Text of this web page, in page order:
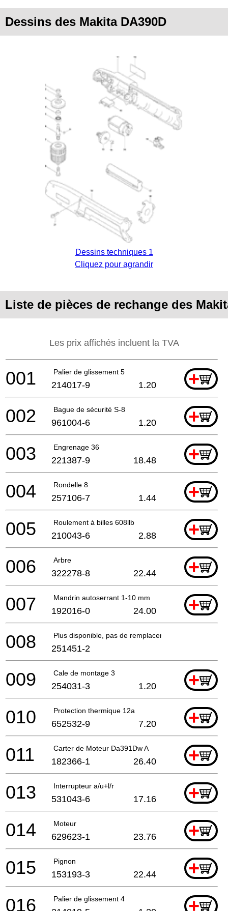
Dessins des Makita DA390D
Dessins techniques 1
Cliquez pour agrandir
Liste de pièces de rechange des
Les prix affichés incluent la TVA
Palier de glissement 5 +
001 214017-9 1.20
Bague de sécurité S-8 +
002 961004-6 1.20
Engrenage 36 +
003 221387-9 18.48
Rondelle 8 +
004 257106-7 1.44
Roulement à billes 608llb +
005 210043-6 2.88
Arbre +
006 322278-8 22.44
Mandrin autoserrant 1-10 mm +
007 192016-0 24.00
Plus disponible, pas de remplacement
008 251451-2
Cale de montage 3 +
009 254031-3 1.20
Protection thermique 12a +
010 652532-9 7.20
Carter de Moteur Da391Dw A +
011 182366-1 26.40
Interrupteur a/u+l/r +
013 531043-6 17.16
Moteur +
014 629623-1 23.76
Pignon +
015 153193-3 22.44
Palier de glissement 4 +
016